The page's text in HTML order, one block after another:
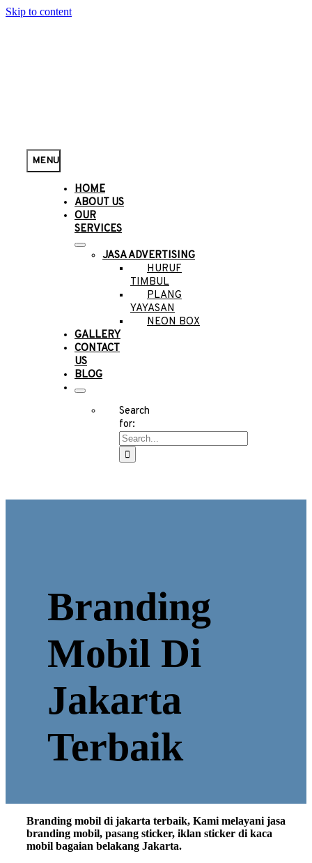
Skip to content
MENU
HOME
ABOUT US
OUR
SERVICES
JASA ADVERTISING
HURUF
TIMBUL
PLANG
YAYASAN
NEON BOX
GALLERY
CONTACT
US
BLOG
Search
for:
Branding
Mobil Di
Jakarta
Terbaik
Branding mobil di jakarta terbaik, Kami melayani jasa
branding mobil, pasang sticker, iklan sticker di kaca
mobil bagaian belakang Jakarta.